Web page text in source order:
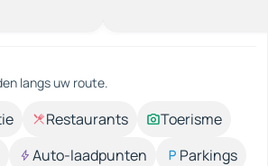
langs uw route.
Restaurants
Toerisme
Auto-laadpunten
Parkings